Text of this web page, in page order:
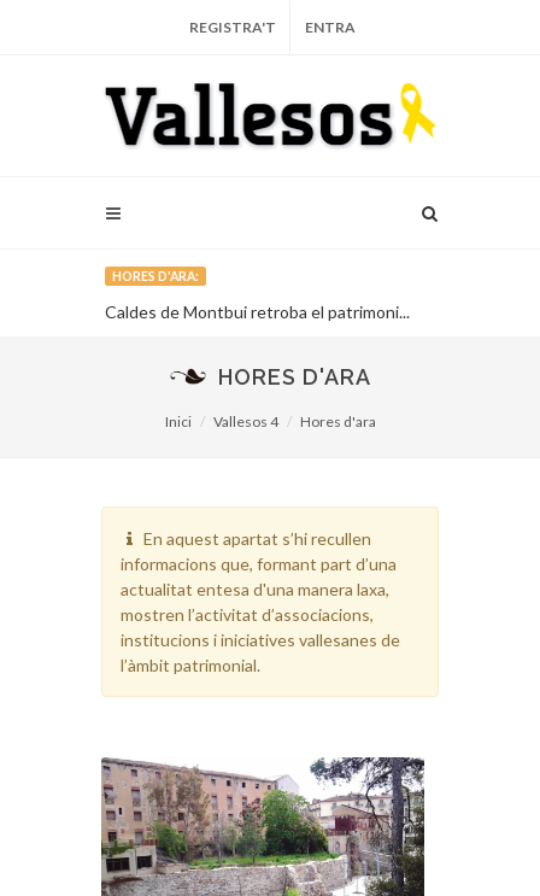
REGISTRA'T ENTRA
HORES D'ARA:
Caldes de Montbui retroba el patrimoni...
HORES D'ARA
Inici Vallesos 4 Hores d'ara
En aquest apartat s’hi recullen
informacions que, formant part d’una
actualitat entesa d'una manera laxa,
mostren l’activitat d’associacions,
institucions i iniciatives vallesanes de
l’àmbit patrimonial.